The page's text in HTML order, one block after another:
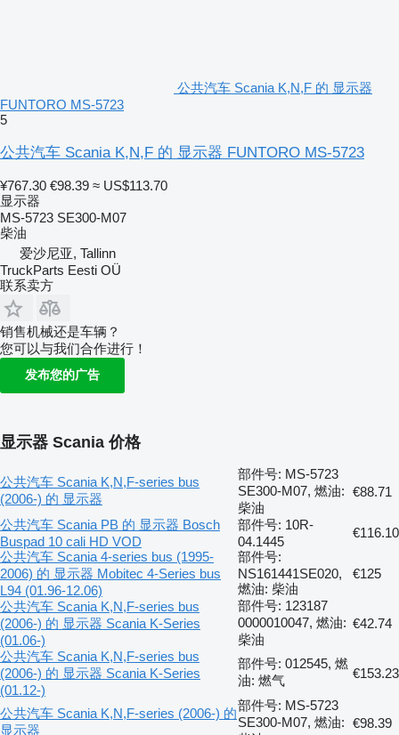
公共汽车 Scania K,N,F 的 显示器
FUNTORO MS-5723
5
公共汽车 Scania K,N,F 的 显示器 FUNTORO MS-5723
¥767.30 €98.39 ≈ US$113.70
显示器
MS-5723 SE300-M07
柴油
爱沙尼亚, Tallinn
TruckParts Eesti OÜ
联系卖方
销售机械还是车辆？
您可以与我们合作进行！
发布您的广告
显示器 Scania 价格
公共汽车 Scania K,N,F-series bus
(2006-) 的 显示器
部件号: MS-5723
SE300-M07, 燃油:
柴油
€88.71
公共汽车 Scania PB 的 显示器 Bosch
Buspad 10 cali HD VOD
部件号: 10R-
04.1445
€116.10
公共汽车 Scania 4-series bus (1995-
2006) 的 显示器 Mobitec 4-Series bus
L94 (01.96-12.06)
部件号:
NS161441SE020,
燃油: 柴油
€125
公共汽车 Scania K,N,F-series bus
(2006-) 的 显示器 Scania K-Series
(01.06-)
部件号: 123187
0000010047, 燃油:
柴油
€42.74
公共汽车 Scania K,N,F-series bus
(2006-) 的 显示器 Scania K-Series
(01.12-)
部件号: 012545, 燃
油: 燃气
€153.23
公共汽车 Scania K,N,F-series (2006-) 的
显示器
部件号: MS-5723
SE300-M07, 燃油: €98.39